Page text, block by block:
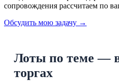
сопровождения рассчитаем по
Обсудить мою задачу →
Лоты по теме —
торгах